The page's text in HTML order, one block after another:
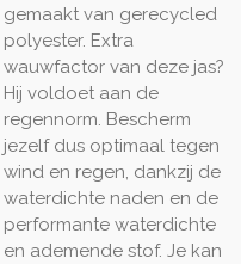
gemaakt van gerecycled
polyester. Extra
wauwfactor van deze jas?
Hij voldoet aan de
regennorm. Bescherm
jezelf dus optimaal tegen
wind en regen, dankzij de
waterdichte naden en de
performante waterdichte
en ademende stof. Je kan